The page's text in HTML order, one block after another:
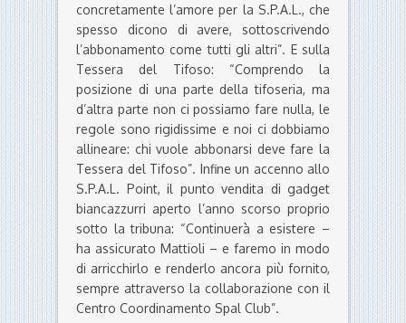
concretamente l’amore per la S.P.A.L., che
spesso dicono di avere, sottoscrivendo
l’abbonamento come tutti gli altri”. E sulla
Tessera del Tifoso: “Comprendo la
posizione di una parte della tifoseria, ma
d’altra parte non ci possiamo fare nulla, le
regole sono rigidissime e noi ci dobbiamo
allineare: chi vuole abbonarsi deve fare la
Tessera del Tifoso”. Infine un accenno allo
S.P.A.L. Point, il punto vendita di gadget
biancazzurri aperto l’anno scorso proprio
sotto la tribuna: “Continuerà a esistere –
ha assicurato Mattioli – e faremo in modo
di arricchirlo e renderlo ancora più fornito,
sempre attraverso la collaborazione con il
Centro Coordinamento Spal Club”.